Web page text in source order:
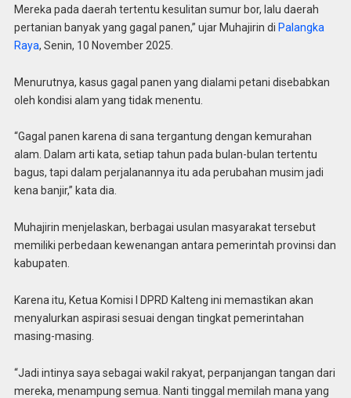
Mereka pada daerah tertentu kesulitan sumur bor, lalu daerah
pertanian banyak yang gagal panen,” ujar Muhajirin di Palangka
Raya, Senin, 10 November 2025.
Menurutnya, kasus gagal panen yang dialami petani disebabkan
oleh kondisi alam yang tidak menentu.
“Gagal panen karena di sana tergantung dengan kemurahan
alam. Dalam arti kata, setiap tahun pada bulan-bulan tertentu
bagus, tapi dalam perjalanannya itu ada perubahan musim jadi
kena banjir,” kata dia.
Muhajirin menjelaskan, berbagai usulan masyarakat tersebut
memiliki perbedaan kewenangan antara pemerintah provinsi dan
kabupaten.
Karena itu, Ketua Komisi I DPRD Kalteng ini memastikan akan
menyalurkan aspirasi sesuai dengan tingkat pemerintahan
masing-masing.
“Jadi intinya saya sebagai wakil rakyat, perpanjangan tangan dari
mereka, menampung semua. Nanti tinggal memilah mana yang